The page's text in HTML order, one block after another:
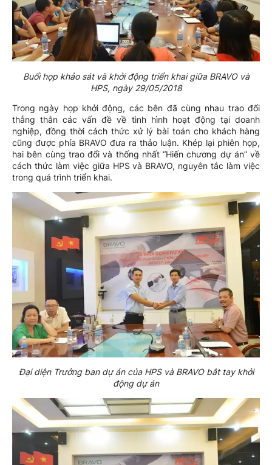
Buổi họp khảo sát và khởi động triển khai giữa BRAVO và
HPS, ngày 29/05/2018
Trong ngày họp khởi động, các bên đã cùng nhau trao đổi
thẳng thắn các vấn đề về tình hình hoạt động tại doanh
nghiệp, đồng thời cách thức xử lý bài toán cho khách hàng
cũng được phía BRAVO đưa ra thảo luận. Khép lại phiên họp,
hai bên cùng trao đổi và thống nhất “Hiến chương dự án” về
cách thức làm việc giữa HPS và BRAVO, nguyên tắc làm việc
trong quá trình triển khai.
Đại diện Trưởng ban dự án của HPS và BRAVO bắt tay khởi
động dự án